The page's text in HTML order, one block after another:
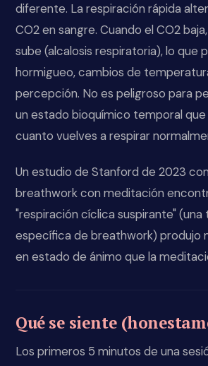
diferente. La respiración rápida
CO2 en sangre. Cuando el CO2
sube (alcalosis respiratoria), lo que
hormigueo, cambios de
percepción. No es peligroso para
un estado bioquímico temporal
cuanto vuelves a respirar
Un estudio de Stanford de 2023
breathwork con meditación
"respiración cíclica suspirante" (una
específica de breathwork) produjo
en estado de ánimo que la
Qué se siente
Los primeros 5 minutos de una